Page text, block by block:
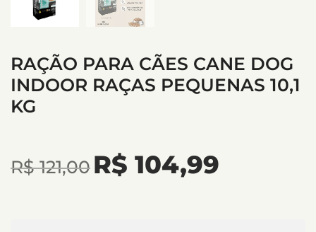
RAÇÃO PARA CÃES CANE DOG
INDOOR RAÇAS PEQUENAS 10,1
KG
R$121,00 R$ 104,99